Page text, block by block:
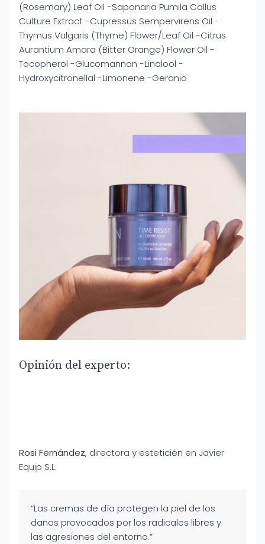
(Rosemary) Leaf Oil -Saponaria Pumila Callus
Culture Extract -Cupressus Sempervirens Oil -
Thymus Vulgaris (Thyme) Flower/Leaf Oil -Citrus
Aurantium Amara (Bitter Orange) Flower Oil -
Tocopherol -Glucomannan -Linalool -
Hydroxycitronellal -Limonene -Geranio
Opinión del experto:
Rosi Fernández, directora y esteticién en Javier
Equip S.L.
“Las cremas de día protegen la piel de los
daños provocados por los radicales libres y
las agresiones del entorno.”